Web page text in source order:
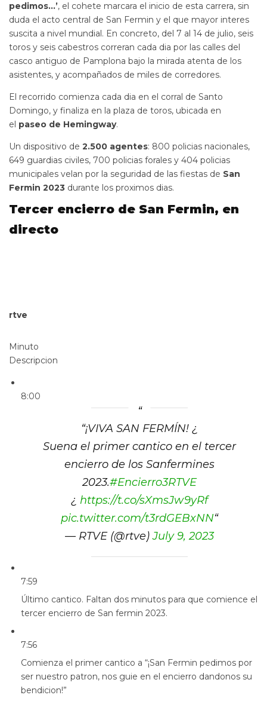
pedimos…’, el cohete marcara el inicio de esta carrera, sin
duda el acto central de San Fermin y el que mayor interes
suscita a nivel mundial. En concreto, del 7 al 14 de julio, seis
toros y seis cabestros correran cada dia por las calles del
casco antiguo de Pamplona bajo la mirada atenta de los
asistentes, y acompañados de miles de corredores.
El recorrido comienza cada dia en el corral de Santo
Domingo, y finaliza en la plaza de toros, ubicada en
el paseo de Hemingway.
Un dispositivo de 2.500 agentes: 800 policias nacionales,
649 guardias civiles, 700 policias forales y 404 policias
municipales velan por la seguridad de las fiestas de San
Fermin 2023 durante los proximos dias.
Tercer encierro de San Fermin, en
directo
rtve
Minuto
Descripcion
8:00
“¡VIVA SAN FERMÍN! ¿
Suena el primer cantico en el tercer
encierro de los Sanfermines
2023.#Encierro3RTVE
¿ https://t.co/sXmsJw9yRf
pic.twitter.com/t3rdGEBxNN“
— RTVE (@rtve)July 9, 2023
7:59
Último cantico. Faltan dos minutos para que comience el
tercer encierro de San fermin 2023.
7:56
Comienza el primer cantico a “¡San Fermin pedimos por
ser nuestro patron, nos guie en el encierro dandonos su
bendicion!”